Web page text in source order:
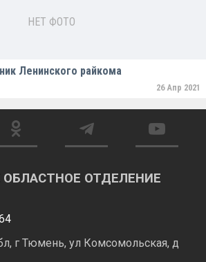
НЕТ ФОТО
Ленинского райкома
26 Апр 2021
ОТДЕЛЕНИЕ
г Тюмень, ул Комсомольская, д